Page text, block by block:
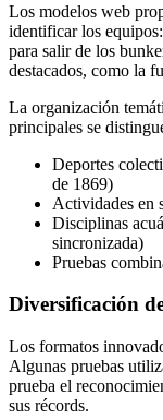
Los modelos web
identificar los
para salir de los
destacados, como la
La organización
principales se
Deportes
de 1869)
Actividades en
Disciplinas
sincronizada)
Pruebas
Diversificación
Los formatos
Algunas pruebas
prueba el
sus récords.